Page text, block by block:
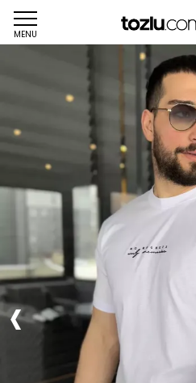
MENU